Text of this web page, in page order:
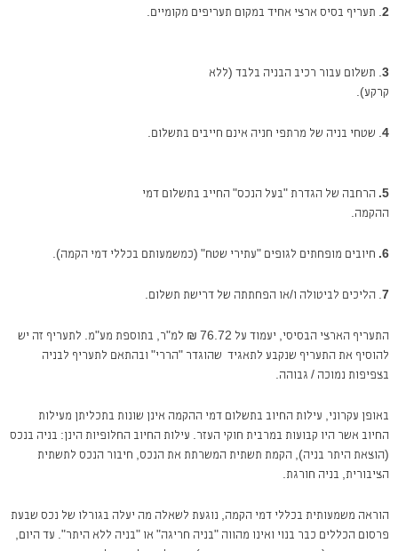
2. תעריף בסיס ארצי אחיד במקום תעריפים מקומיים.
3. תשלום עבור רכיב הבניה בלבד (ללא
קרקע).
4. שטחי בניה של מרתפי חניה אינם חייבים בתשלום.
5. הרחבה של הגדרת "בעל הנכס" החייב בתשלום דמי
ההקמה.
6. חיובים מופחתים לגופים "עתירי שטח" (כמשמעותם בכללי דמי הקמה).
7 . הליכים לביטולה ו/או הפחתתה של דרישת תשלום.
התעריף הארצי הבסיסי, יעמוד על 76.72 ₪ למ"ר, בתוספת מע"מ. לתעריף זה יש
להוסיף את התעריף שנקבע לתאגיד שהוגדר "הררי" ובהתאם לתעריף לבניה
בצפיפות נמוכה / גבוהה.
באופן עקרוני, עילות החיוב בתשלום דמי ההקמה אינן שונות בתכליתן מעילות
החיוב אשר היו קבועות במרבית חוקי העזר. עילות החיוב החלופיות הינן: בניה בנכס
(הוצאת היתר בניה), הקמת תשתית המשרתת את הנכס, חיבור הנכס לתשתית
הציבורית, בניה חורגת.
הוראה משמעותית בכללי דמי הקמה, נוגעת לשאלה מה יעלה בגורלו של נכס שבעת
פרסום הכללים כבר בנוי ואינו מהווה "בניה חריגה" או "בניה ללא היתר". עד היום,